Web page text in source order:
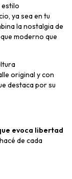
estilo
ya sea en tu
la nostalgia de
moderno que
original y con
destaca por su
evoca libertad
de cada